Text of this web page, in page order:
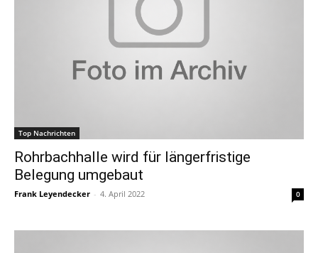
Top Nachrichten
Rohrbachhalle wird für längerfristige
Belegung umgebaut
Frank Leyendecker - 4. April 2022 0